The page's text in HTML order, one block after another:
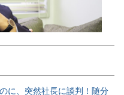
に、突然社長に談判！随分